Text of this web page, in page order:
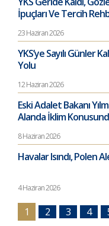
İpuçları Ve Tercih
23 Haziran 2026
YKS’ye Sayılı Günler
Yolu
12 Haziran 2026
Eski Adalet Bakanı
Alanda İklim
8 Haziran 2026
Havalar Isındı, Polen
4 Haziran 2026
1 2 3 4